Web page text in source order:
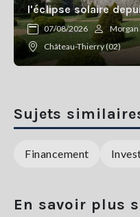
l'éclipse solaire
07/08/2026
Château-Thierry (02)
Sujets
Financement
En savoir plus